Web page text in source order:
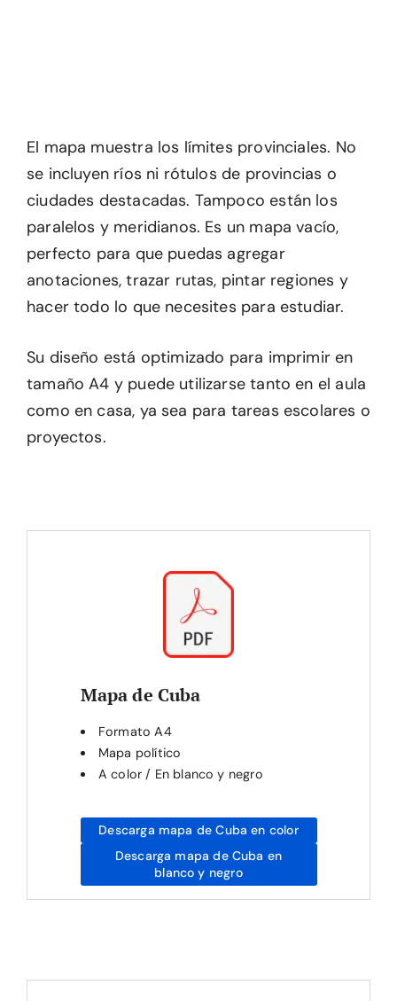
El mapa muestra los límites provinciales. No
se incluyen ríos ni rótulos de provincias o
ciudades destacadas. Tampoco están los
paralelos y meridianos. Es un mapa vacío,
perfecto para que puedas agregar
anotaciones, trazar rutas, pintar regiones y
hacer todo lo que necesites para estudiar.
Su diseño está optimizado para imprimir en
tamaño A4 y puede utilizarse tanto en el aula
como en casa, ya sea para tareas escolares o
proyectos.
Mapa de Cuba
Formato A4
Mapa político
A color / En blanco y negro
Descarga mapa de Cuba en color
Descarga mapa de Cuba en
blanco y negro